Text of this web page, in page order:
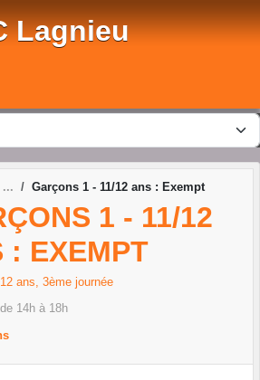
Lagnieu
Garçons 1 - 11/12 ans : Exempt
1 - 11/12
: EXEMPT
ans, 3ème journée
de 14h à 18h